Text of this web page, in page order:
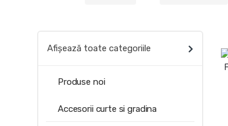
Afișează toate categoriile
Produse noi
Accesorii curte si gradina